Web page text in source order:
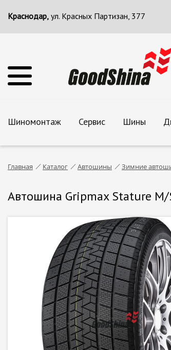
Краснодар, ул. Красных Партизан, 377
Шиномонтаж Сервис Шины
Главная Каталог Автошины Зимние
Автошина Gripmax Stature